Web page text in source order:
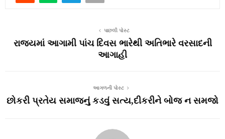
પાછલી પોસ્ટ
રાજ્યમાં આગામી પાંચ દિવસ ભારેથી અતિભારે વરસાદની
આગાહી
આગળની પોસ્ટ
છોકરી પ્રતેય સમાજનું કડવું સત્ય,દીકરીને બોજ ન સમજો